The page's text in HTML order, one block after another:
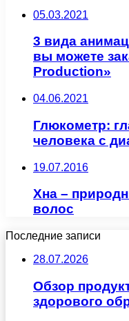
05.03.2021
3 вида
вы можете
Production»
04.06.2021
Глюкометр:
человека с
19.07.2016
Хна –
волос
Последние записи
28.07.2026
Обзор
здорового